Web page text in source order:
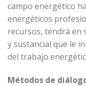
campo energético
energéticos
recursos, tendrá en
y sustancial que le
del trabajo
Métodos de